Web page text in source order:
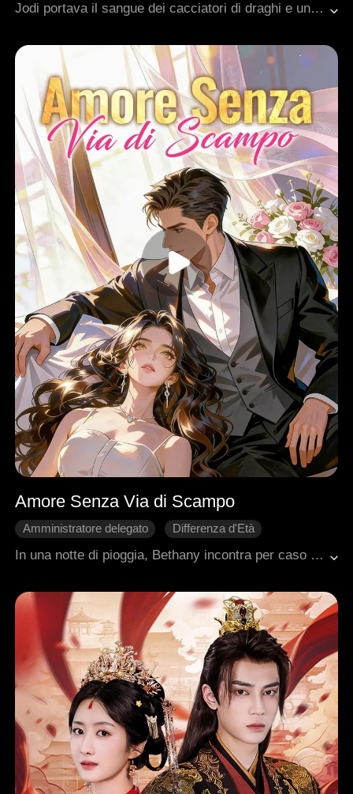
Amore difficile da conquistare
Jodi portava il sangue dei cacciatori di draghi e un marchio che la rendeva brutta. Il suo fidanzato Paul la lasciò per quello. Poi incontrò Nick, il Signore del Regno Ardente, condannato a bruciare vivo per un secolo. Il suo tocco era l'unica cosa che poteva fermare il fuoco. Una notte, se ne andò incinta di due gemelli. Cinque anni dopo, Jodi tornò nelle Terre dei Draghi per ritrovare le sue figlie. Il suo marchio era scomparso. Il suo volto era cambiato. Nessuno la riconobbe. Melody aveva avvelenato la mente di Nick con le bugie. La sua stessa famiglia la attaccava a ogni passo. Quando Nick scoprì la verità, trovò la sua compagna predestinata nella donna che aveva ferito. Insieme, distrussero le cospirazioni, salvarono le loro figlie, e si scelsero. Per sempre.
Amore Senza Via di Scampo
Amministratore delegato
Differenza d'Età
Ambientazione urbana moderna
In una notte di pioggia, Bethany incontra per caso Matthew, l'enigmatico capo di una potente famiglia criminale. Da quell'istante, lui la sceglie.Freddo con il mondo, ma bruciante nel desiderio per lei, Matthew inizia a corteggiarla con una determinazione che nessuno osa contrastare.Nonostante il pericolo, Bethany sente il proprio cuore cedere. E mentre si avvicina a lui, scopre che a volte… è proprio nel buio che nasce l'amore più intenso.